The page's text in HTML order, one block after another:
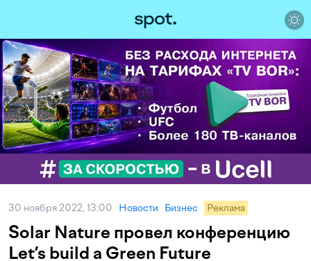
30 ноября 2022, 13:00 Новости Бизнес Реклама
Solar Nature провел конференцию
Let’s build a Green Future